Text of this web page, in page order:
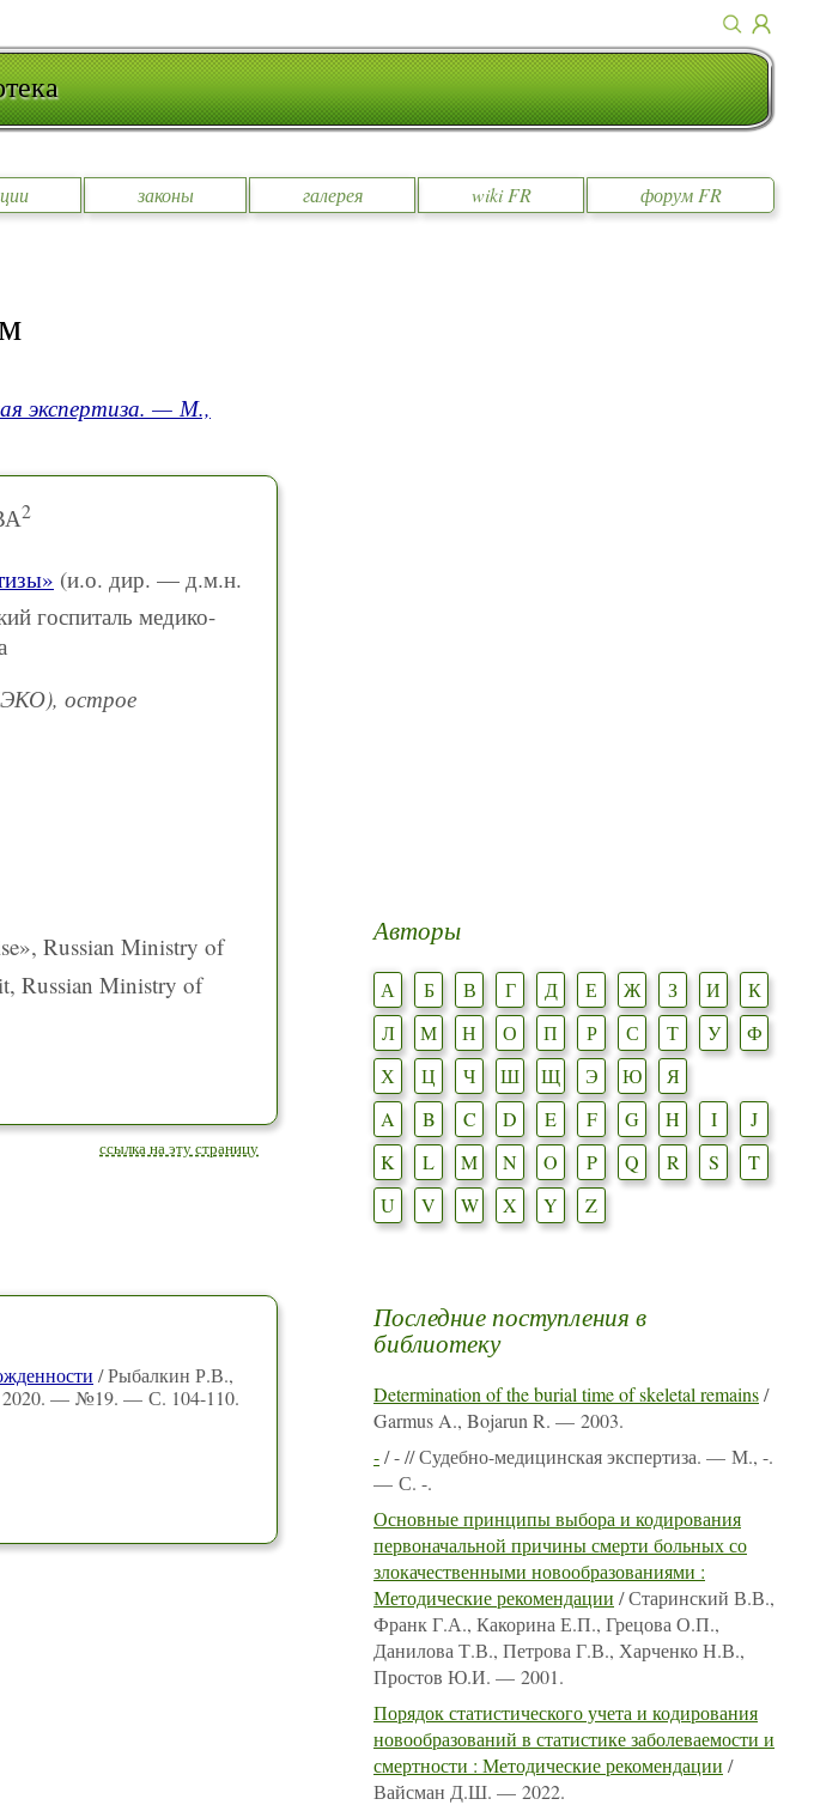
законы галерея wiki FR форум FR
экспертиза. — М.,
2
(и.о. дир. — д.м.н.
госпиталь медико-
острое
Russian Ministry of
Russian Ministry of
ссылка на эту страницу
/ Рыбалкин Р.В.,
2020. — №19. — С. 104-110.
Авторы
А Б В Г Д Е Ж З И
К
Л
М Н О П Р С Т У
Ф
Х
Ц Ч Ш Щ Э Ю
Я
A
B C D E F G H I
J
K
L M N O P Q R S
T
U
V W X Y Z
Последние поступления в
библиотеку
Determination of the burial time of skeletal remains/
Garmus A., Bojarun R. — 2003.
-/ - // Судебно-медицинская экспертиза. — М., -.
— С. -.
Основные принципы выбора и кодирования
первоначальной причины смерти больных со
злокачественными новообразованиями :
Методические рекомендации / Старинский В.В.,
Франк Г.А., Какорина Е.П., Грецова О.П.,
Данилова Т.В., Петрова Г.В., Харченко Н.В.,
Простов Ю.И. — 2001.
Порядок статистического учета и кодирования
новообразований в статистике заболеваемости и
смертности : Методические рекомендации /
Вайсман Д.Ш. — 2022.